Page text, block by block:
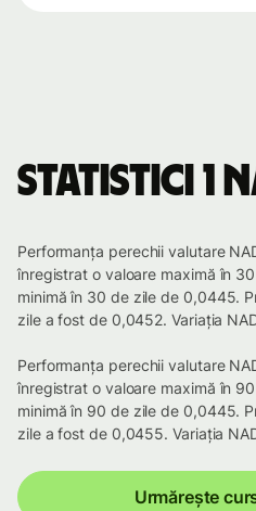
Statistici 1
Performanța perechii valutare
înregistrat o valoare maximă în
minimă în 30 de zile de 0,0445.
zile a fost de 0,0452. Variația
Performanța perechii valutare
înregistrat o valoare maximă în
minimă în 90 de zile de 0,0445.
zile a fost de 0,0455. Variația
Urmărește